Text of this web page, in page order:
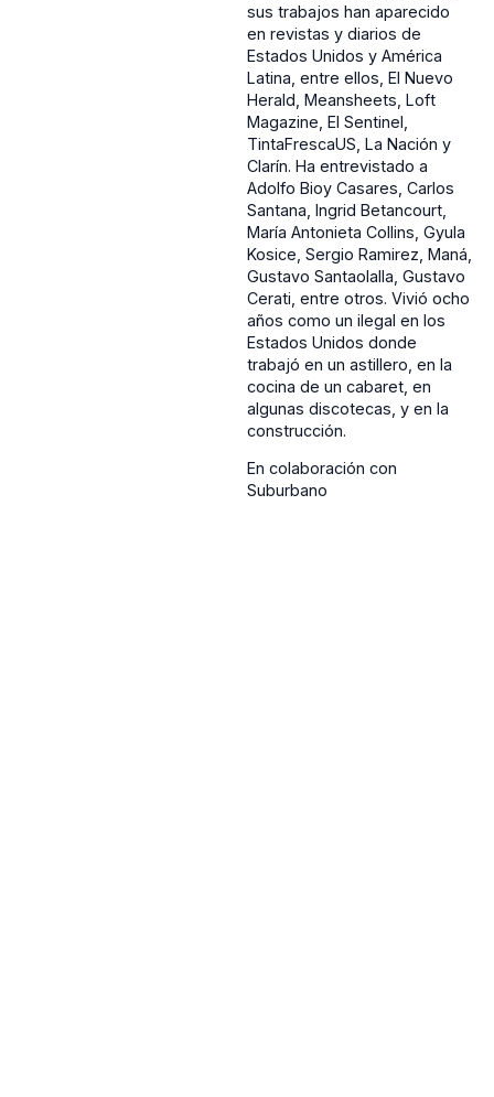
sus trabajos han aparecido
en revistas y diarios de
Estados Unidos y América
Latina, entre ellos, El Nuevo
Herald, Meansheets, Loft
Magazine, El Sentinel,
TintaFrescaUS, La Nación y
Clarín. Ha entrevistado a
Adolfo Bioy Casares, Carlos
Santana, Ingrid Betancourt,
María Antonieta Collins, Gyula
Kosice, Sergio Ramirez, Maná,
Gustavo Santaolalla, Gustavo
Cerati, entre otros. Vivió ocho
años como un ilegal en los
Estados Unidos donde
trabajó en un astillero, en la
cocina de un cabaret, en
algunas discotecas, y en la
construcción.
En colaboración con
Suburbano